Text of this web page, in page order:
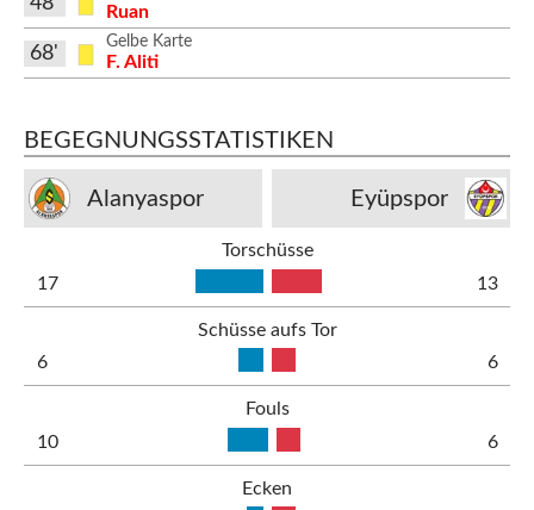
Ruan
Gelbe Karte
F. Aliti
68'
BEGEGNUNGSSTATISTIKEN
Alanyaspor Eyüpspor
Torschüsse
17
13
Schüsse aufs Tor
6
6
Fouls
10
6
Ecken